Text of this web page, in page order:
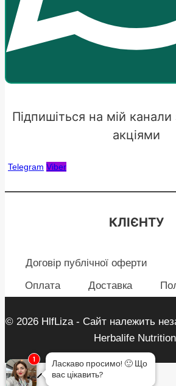
Підпишіться на мій
акціями
Telegram Viber
КЛІЄНТУ
Договір публічної оферти
Оплата
Доставка
© 2026 HlfLiza - Сайт належить
Herbalife Nutrition
1 Ласкаво просимо! 🙂 Що
вас цікавить?